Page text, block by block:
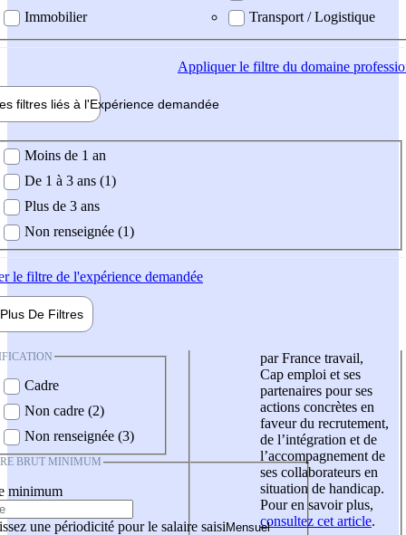
Immobilier
Transport / Logistique
Appliquerle filtre du domaine
filtres liés à l'Expérience demandée
demandée
Moins de 1 an
De 1 à 3 ans (1)
Plus de 3 ans
Non renseignée (1)
le filtre de l'expérience demandée
Plus De Filtres
Cadre
Non cadre (2)
Non renseignée (3)
BRUT MINIMUM
minimum
une périodicité pour le salaire saisi
par France travail,
Cap emploi et ses
partenaires pour ses
actions concrètes en
faveur du recrutement,
de l’intégration et de
l’accompagnement de
ses collaborateurs en
situation de handicap.
Pour en savoir plus,
consultez cet article.